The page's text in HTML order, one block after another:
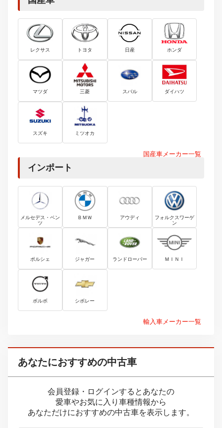
レクサス トヨタ 日産 ホンダ
マツダ 三菱 スバル ダイハツ
スズキ ミツオカ
国産車メーカー一覧
インポート
メルセデス・ベン
ツ
ＢＭＷ アウディ
フォルクスワーゲ
ン
ポルシェ ジャガー ランドローバー ＭＩＮＩ
ボルボ シボレー
輸入車メーカー一覧
あなたにおすすめの中古車
会員登録・ログインするとあなたの
愛車やお気に入り車種情報から
あなただけにおすすめの中古車を表示します。